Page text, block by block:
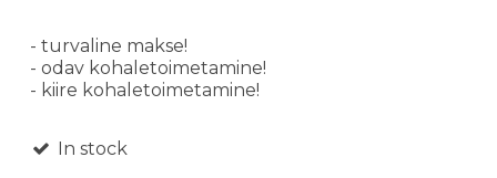
- turvaline makse!
- odav kohaletoimetamine!
- kiire kohaletoimetamine!
In stock